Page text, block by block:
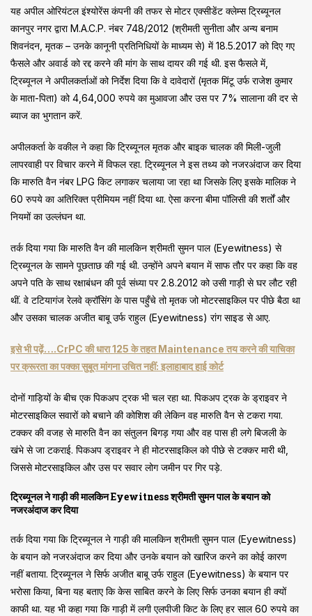
यह अपील ओरियंटल इंश्योरेंस कंपनी की तफर से मोटर एक्सीडेंट क्लेम्स ट्रिब्यूनल
कानपुर नगर द्वारा M.A.C.P. नंबर 748/2012 (श्रीमती सुनीता और अन्य बनाम
शिवनंदन, मृतक – उनके कानूनी प्रतिनिधियों के माध्यम से) में 18.5.2017 को दिए गए
फैसले और अवार्ड को रद्द करने की मांग के साथ दायर की गई थी. इस फैसले में,
ट्रिब्यूनल ने अपीलकर्ताओं को निर्देश दिया कि वे दावेदारों (मृतक मिंटू उर्फ राजेश कुमार
के माता-पिता) को 4,64,000 रुपये का मुआवजा और उस पर 7% सालाना की दर से
ब्याज का भुगतान करें.
अपीलकर्ता के वकील ने कहा कि ट्रिब्यूनल मृतक और बाइक चालक की मिली-जुली
लापरवाही पर विचार करने में विफल रहा. ट्रिब्यूनल ने इस तथ्य को नजरअंदाज कर दिया
कि मारुति वैन नंबर LPG किट लगाकर चलाया जा रहा था जिसके लिए इसके मालिक ने
60 रुपये का अतिरिक्त प्रीमियम नहीं दिया था. ऐसा करना बीमा पॉलिसी की शर्तों और
नियमों का उल्लंघन था.
तर्क दिया गया कि मारुति वैन की मालकिन श्रीमती सुमन पाल (Eyewitness) से
ट्रिब्यूनल के सामने पूछताछ की गई थी. उन्होंने अपने बयान में साफ तौर पर कहा कि वह
अपने पति के साथ रक्षाबंधन की पूर्व संध्या पर 2.8.2012 को उसी गाड़ी से घर लौट रही
थीं. वे टटियागंज रेलवे क्रॉसिंग के पास पहुँचे तो मृतक जो मोटरसाइकिल पर पीछे बैठा था
और उसका चालक अजीत बाबू उर्फ राहुल (Eyewitness) रांग साइड से आए.
इसे भी पढ़ें….CrPC की धारा 125 के तहत Maintenance तय करने की याचिका
पर क्रूरता का पक्का सुबूत मांगना उचित नहीं: इलाहाबाद हाई कोर्ट
दोनों गाड़ियों के बीच एक पिकअप ट्रक भी चल रहा था. पिकअप ट्रक के ड्राइवर ने
मोटरसाइकिल सवारों को बचाने की कोशिश की लेकिन वह मारुति वैन से टकरा गया.
टक्कर की वजह से मारुति वैन का संतुलन बिगड़ गया और वह पास ही लगे बिजली के
खंभे से जा टकराई. पिकअप ड्राइवर ने ही मोटरसाइकिल को पीछे से टक्कर मारी थी,
जिससे मोटरसाइकिल और उस पर सवार लोग जमीन पर गिर पड़े.
ट्रिब्यूनल ने गाड़ी की मालकिन Eyewitness श्रीमती सुमन पाल के बयान को
नजरअंदाज कर दिया
तर्क दिया गया कि ट्रिब्यूनल ने गाड़ी की मालकिन श्रीमती सुमन पाल (Eyewitness)
के बयान को नजरअंदाज कर दिया और उनके बयान को खारिज करने का कोई कारण
नहीं बताया. ट्रिब्यूनल ने सिर्फ अजीत बाबू उर्फ राहुल (Eyewitness) के बयान पर
भरोसा किया, बिना यह बताए कि केस साबित करने के लिए सिर्फ उनका बयान ही क्यों
काफी था. यह भी कहा गया कि गाड़ी में लगी एलपीजी किट के लिए हर साल 60 रुपये का